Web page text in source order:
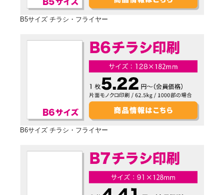
B5サイズ チラシ・フライヤー
B6サイズ チラシ・フライヤー